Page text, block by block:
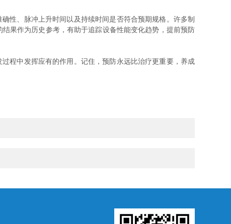
、脉冲上升时间以及持续时间是否符合预期规格。许多制
果作为历史参考，有助于追踪设备性能变化趋势，提前预防
程中发挥应有的作用。记住，预防永远比治疗更重要，养成